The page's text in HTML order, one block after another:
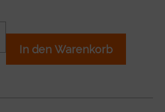
In den Warenkorb